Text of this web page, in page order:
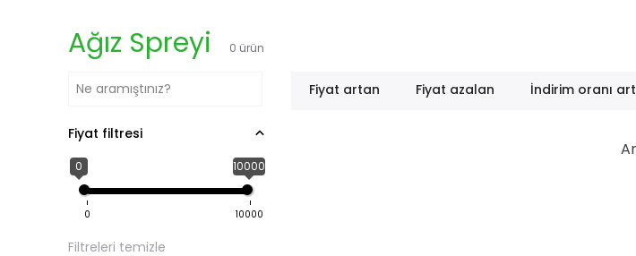
Ağız Spreyi 0 ürün
Fiyat artan Fiyat azalan İndirim oranı
Fiyat filtresi
0 10000
0 10000
Filtreleri temizle